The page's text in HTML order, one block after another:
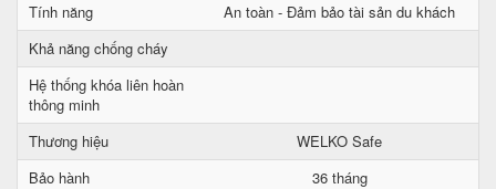
Tính năng
An toàn - Đảm bảo tài sản du khách
Khả năng chống cháy
Hệ thống khóa liên hoàn
thông minh
Thương hiệu
WELKO Safe
Bảo hành
36 tháng